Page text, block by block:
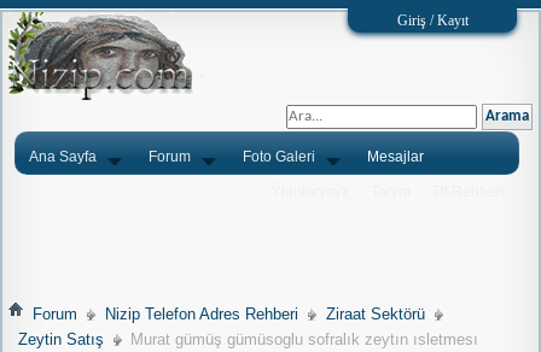
Giriş / Kayıt
Ana Sayfa Forum Foto Galeri Mesajlar
Forum Nizip Telefon Adres Rehberi
Ziraat Sektörü
Zeytin Satış
Murat gümüş gümüsoglu sofralık zeytın ısletmesı